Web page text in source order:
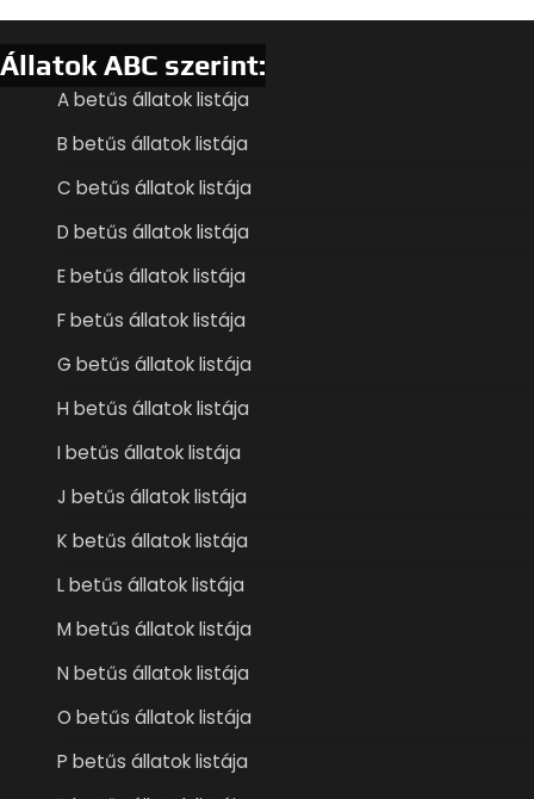
Állatok ABC szerint:
A betűs állatok listája
B betűs állatok listája
C betűs állatok listája
D betűs állatok listája
E betűs állatok listája
F betűs állatok listája
G betűs állatok listája
H betűs állatok listája
I betűs állatok listája
J betűs állatok listája
K betűs állatok listája
L betűs állatok listája
M betűs állatok listája
N betűs állatok listája
O betűs állatok listája
P betűs állatok listája